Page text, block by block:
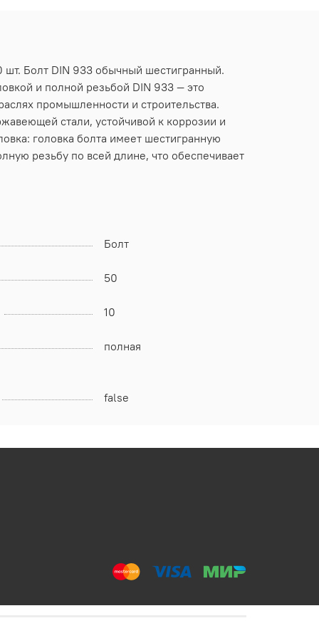
Болт DIN 933 обычный шестигранный.
и полной резьбой DIN 933 — это
промышленности и строительства.
стали, устойчивой к коррозии и
головка болта имеет шестигранную
резьбу по всей длине, что обеспечивает
Болт
50
10
полная
false